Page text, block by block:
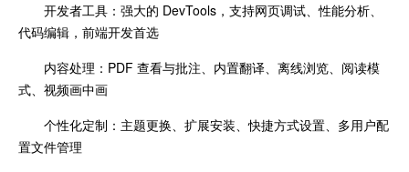
开发者工具：强大的 DevTools，支持网页调试、性能分析、
代码编辑，前端开发首选
内容处理：PDF 查看与批注、内置翻译、离线浏览、阅读模
式、视频画中画
个性化定制：主题更换、扩展安装、快捷方式设置、多用户配
置文件管理